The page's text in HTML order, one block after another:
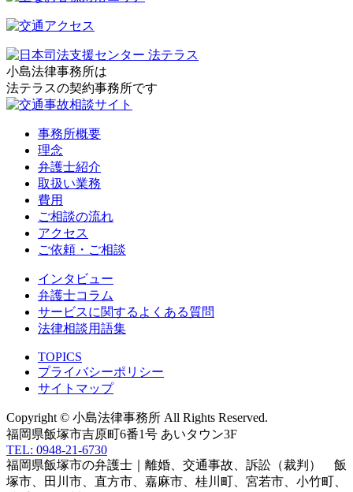
小島法律事務所は
法テラスの契約事務所です
事務所概要
理念
弁護士紹介
取扱い業務
費用
ご相談の流れ
アクセス
ご依頼・ご相談
インタビュー
弁護士コラム
サービスに関するよくある質問
法律相談用語集
TOPICS
プライバシーポリシー
サイトマップ
Copyright © 小島法律事務所 All Rights Reserved.
福岡県飯塚市吉原町6番1号 あいタウン3F
TEL: 0948-21-6730
福岡県飯塚市の弁護士｜離婚、交通事故、訴訟（裁判） 飯
塚市、田川市、直方市、嘉麻市、桂川町、宮若市、小竹町、